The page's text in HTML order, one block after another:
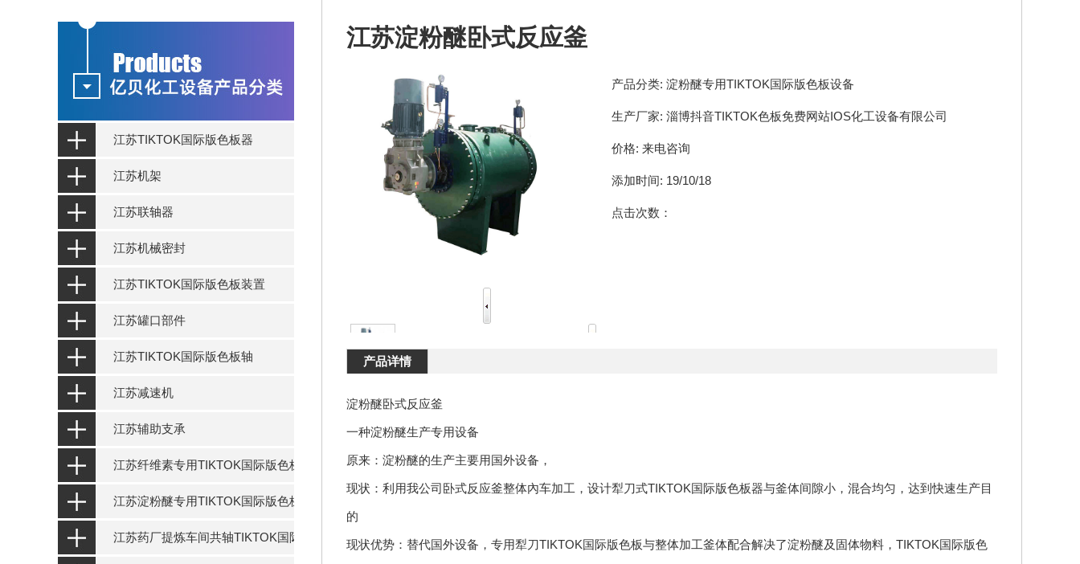
江苏TIKTOK国际版色板器
江苏机架
江苏联轴器
江苏机械密封
江苏TIKTOK国际版色板装置
江苏罐口部件
江苏TIKTOK国际版色板轴
江苏减速机
江苏辅助支承
江苏纤维素专用TIKTOK国际版色板设备
江苏淀粉醚专用TIKTOK国际版色板设备
江苏药厂提炼车间共轴TIKTOK国际版色板设备
江苏淀粉醚卧式反应釜
产品分类: 淀粉醚专用TIKTOK国际版色板设备
生产厂家: 淄博抖音TIKTOK色板免费网站IOS化工设备有限公司
价格: 来电咨询
添加时间: 19/10/18
点击次数：
产品详情
淀粉醚卧式反应釜
一种淀粉醚生产专用设备
原来：淀粉醚的生产主要用国外设备，
现状：利用我公司卧式反应釜整体內车加工，设计犁刀式TIKTOK国际版色板器与釜体间隙小，混合均匀，达到快速生产目
的
现状优势：替代国外设备，专用犁刀TIKTOK国际版色板与整体加工釜体配合解决了淀粉醚及固体物料，TIKTOK国际版色